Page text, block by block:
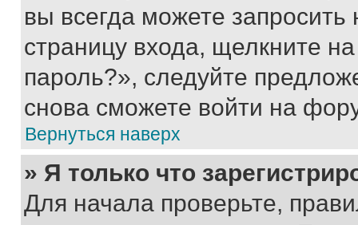
вы всегда можете
страницу входа, щелкните
пароль?», следуйте
снова сможете войти на
Вернуться наверх
» Я только что
Для начала проверьте,